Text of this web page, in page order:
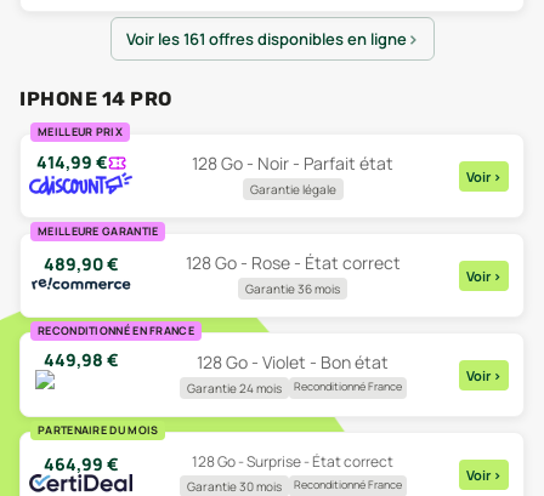
Voir les 161 offres disponibles en ligne
IPHONE 14 PRO
MEILLEUR PRIX
414,99 € 128 Go - Noir - Parfait état
Garantie légale
Voir >
MEILLEURE GARANTIE
489,90€ 128 Go - Rose - État correct
Garantie 36 mois
Voir >
RECONDITIONNÉ EN FRANCE
449,98 € 128 Go - Violet - Bon état
Garantie 24 mois Reconditionné France
Voir >
PARTENAIRE DU MOIS
464,99 € 128 Go - Surprise - État correct
Garantie 30 mois Reconditionné France
Voir >